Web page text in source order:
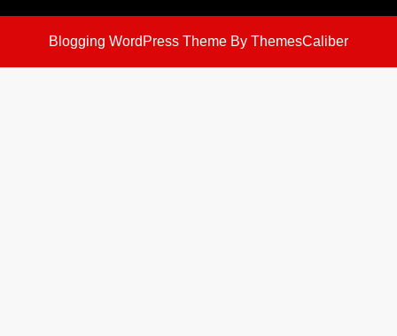
Blogging WordPress Theme By ThemesCaliber